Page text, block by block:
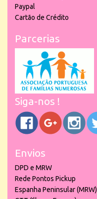
Paypal
Cartão de Crédito
Parcerias
Siga-nos !
Envios
DPD e MRW
Rede Pontos Pickup
Espanha Peninsular (MRW)